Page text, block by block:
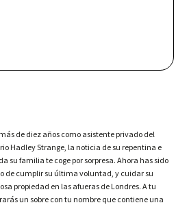
de diez años como asistente privado del
Hadley Strange, la noticia de su repentina e
su familia te coge por sorpresa. Ahora has sido
de cumplir su última voluntad, y cuidar su
propiedad en las afueras de Londres. A tu
un sobre con tu nombre que contiene una